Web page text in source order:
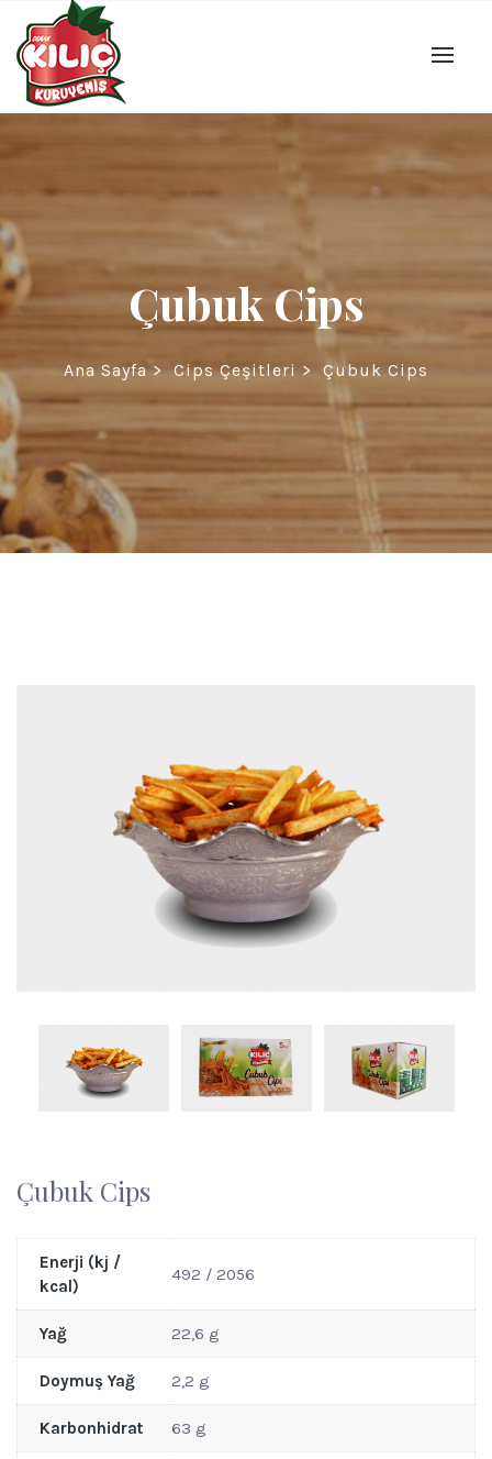
Çubuk Cips
Ana Sayfa>Cips Çeşitleri> Çubuk Cips
Çubuk Cips
Enerji (kj /
kcal)
492 / 2056
Yağ 22,6 g
Doymuş Yağ 2,2 g
Karbonhidrat 63 g